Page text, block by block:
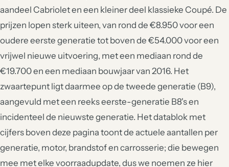
aandeel Cabriolet en een kleiner deel klassieke Coupé. De
prijzen lopen sterk uiteen, van rond de €8.950 voor een
oudere eerste generatie tot boven de €54.000 voor een
vrijwel nieuwe uitvoering, met een mediaan rond de
€19.700 en een mediaan bouwjaar van 2016. Het
zwaartepunt ligt daarmee op de tweede generatie (B9),
aangevuld met een reeks eerste-generatie B8's en
incidenteel de nieuwste generatie. Het datablok met
cijfers boven deze pagina toont de actuele aantallen per
generatie, motor, brandstof en carrosserie; die bewegen
mee met elke voorraadupdate, dus we noemen ze hier